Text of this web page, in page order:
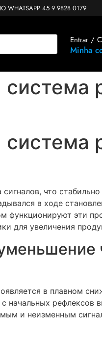
WHATSAPP 45 9 9828 0179
Entrar /
Minha
что
в ходе
эти
для увеличения
в плавном
начальных рефлексов
и неизменным